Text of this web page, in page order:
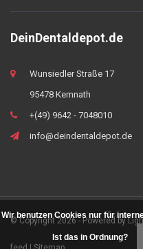
DeinDentaldepot.de
Wunsiedler Straße 17
95478 Kemnath
+(49) 9642 - 7048010
info@deindentaldepot.de
© Copyright 2026 - Powered by
Wir benutzen Cookies nur für
Ist das in Ordnung?